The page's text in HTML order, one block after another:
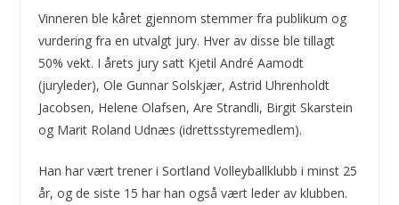
Vinneren ble kåret gjennom stemmer fra publikum og
vurdering fra en utvalgt jury. Hver av disse ble tillagt
50% vekt. I årets jury satt Kjetil André Aamodt
(juryleder), Ole Gunnar Solskjær, Astrid Uhrenholdt
Jacobsen, Helene Olafsen, Are Strandli, Birgit Skarstein
og Marit Roland Udnæs (idrettsstyremedlem).
Han har vært trener i Sortland Volleyballklubb i minst 25
år, og de siste 15 har han også vært leder av klubben.